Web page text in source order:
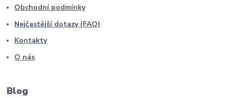
Obchodní podmínky
Nejčastější dotazy (FAQ)
Kontakty
O nás
Blog